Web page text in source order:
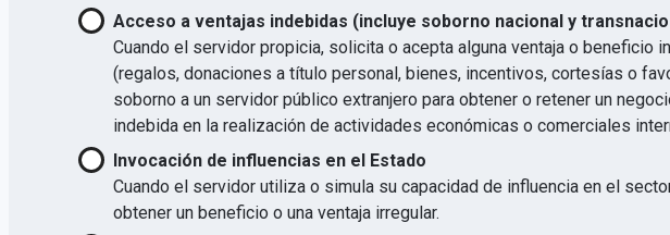
Acceso a ventajas indebidas (incluye soborno nacional y
Cuando el servidor propicia, solicita o acepta alguna ventaja o beneficio
(regalos, donaciones a título personal, bienes, incentivos, cortesías o
soborno a un servidor público extranjero para obtener o retener un
indebida en la realización de actividades económicas o comerciales
Invocación de influencias en el Estado
Cuando el servidor utiliza o simula su capacidad de influencia en el
obtener un beneficio o una ventaja irregular.